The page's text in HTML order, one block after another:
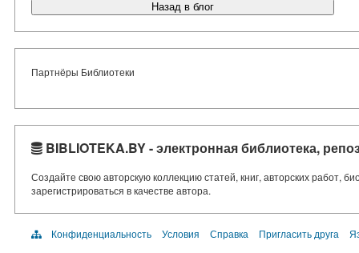
Назад в блог
Партнёры Библиотеки
BIBLIOTEKA.BY - электронная библиотека,
Создайте свою авторскую коллекцию статей, книг, авторских работ,
зарегистрироваться в качестве автора.
Конфиденциальность Условия Справка Пригласить друга